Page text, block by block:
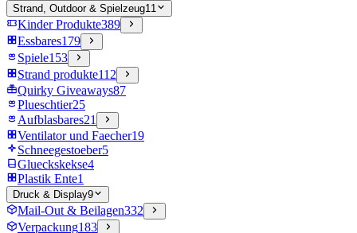
Strand, Outdoor & Spielzeug11
Kinder Produkte389
Essbares179
Spiele153
Strand produkte112
Quirky Giveaways87
Plueschtier25
Aufblasbares21
Ventilator und Faecher19
Schneegestoeber5
Glueckskekse4
Plastik Ente1
Druck & Display9
Mail-Out & Beilagen332
Verpackung183